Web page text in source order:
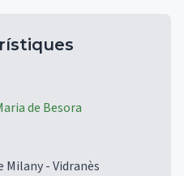
de Besora
Milany - Vidranès